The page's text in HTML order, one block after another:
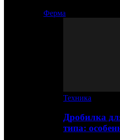
Ферма
Техника
Дробилка
типа: